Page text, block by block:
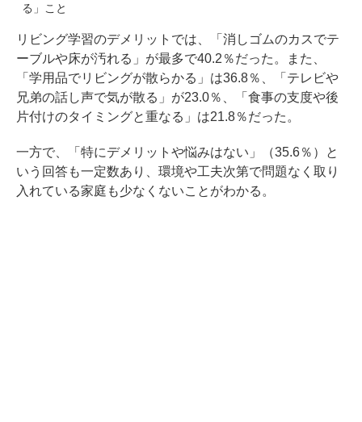
る」こと
リビング学習のデメリットでは、「消しゴムのカスでテ
ーブルや床が汚れる」が最多で40.2％だった。また、
「学用品でリビングが散らかる」は36.8％、「テレビや
兄弟の話し声で気が散る」が23.0％、「食事の支度や後
片付けのタイミングと重なる」は21.8％だった。
一方で、「特にデメリットや悩みはない」（35.6％）と
いう回答も一定数あり、環境や工夫次第で問題なく取り
入れている家庭も少なくないことがわかる。